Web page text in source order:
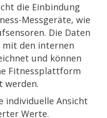
die Einbindung
Messgeräte, wie
Die Daten
mit den internen
und können
Fitnessplattform
werden.
individuelle Ansicht
Werte.